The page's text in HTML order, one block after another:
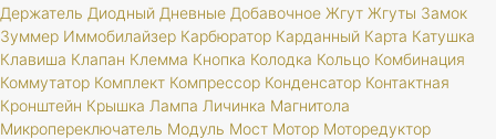
Держатель Диодный Дневные Добавочное Жгут Жгуты Замок
Зуммер Иммобилайзер Карбюратор Карданный Карта Катушка
Клавиша Клапан Клемма Кнопка Колодка Кольцо Комбинация
Коммутатор Комплект Компрессор Конденсатор Контактная
Кронштейн Крышка Лампа Личинка Магнитола
Микропереключатель Модуль Мост Мотор Моторедуктор